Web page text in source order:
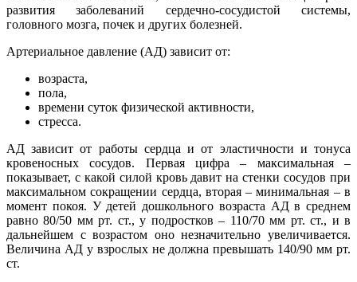
развития заболеваний сердечно-сосудистой системы,
головного мозга, почек и других болезней.
Артериальное давление (АД) зависит от:
возраста,
пола,
времени суток физической активности,
стресса.
АД зависит от работы сердца и от эластичности и тонуса
кровеносных сосудов. Первая цифра – максимальная –
показывает, с какой силой кровь давит на стенки сосудов при
максимальном сокращении сердца, вторая – минимальная – в
момент покоя. У детей дошкольного возраста АД в среднем
равно 80/50 мм рт. ст., у подростков – 110/70 мм рт. ст., и в
дальнейшем с возрастом оно незначительно увеличивается.
Величина АД у взрослых не должна превышать 140/90 мм рт.
ст.